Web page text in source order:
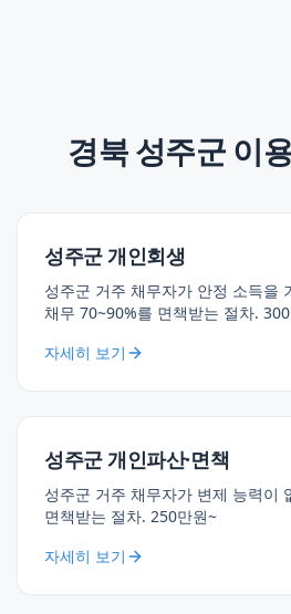
경북 성주군 이
성주군 개인회생
성주군 거주 채무자가 안정 소득을
채무 70~90%를 면책받는 절차.
자세히 보기
성주군 개인파산·면책
성주군 거주 채무자가 변제 능력이
면책받는 절차. 250만원~
자세히 보기